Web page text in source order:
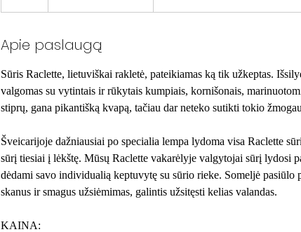
l
Apie paslaugą
Sūris Raclette, lietuviškai rakletė, pateikiamas ką tik užkeptas.
valgomas su vytintais ir rūkytais kumpiais, kornišonais,
stiprų, gana pikantišką kvapą, tačiau dar neteko sutikti tokio
Šveicarijoje dažniausiai po specialia lempa lydoma visa Raclette
sūrį tiesiai į lėkštę. Mūsų Raclette vakarėlyje valgytojai sūrį lydosi
dėdami savo individualią keptuvytę su sūrio rieke. Someljė
skanus ir smagus užsiėmimas, galintis užsitęsti kelias valandas.
KAINA: